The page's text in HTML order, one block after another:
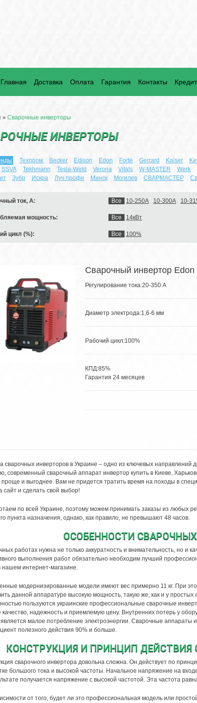
Главная Доставка Оплата Гарантия Контакты Кредит
» Сварочные инверторы
ИНВЕРТОРЫ
Техпром Becker Edison Edon Forte Gerrard Kaiser
SSVA Tekhmann Tesla-Weld Verona Vitals W-MASTER Werk
Зубр Искра Луч профи Минск Могилев СВАРМАСТЕР
ток, А: Все 10-250А 10-300А 10-
мощность: Все 14кВт
цикл (%): Все 100%
Сварочный инвертор Edon
Регулирование тока:20-350 А
Диаметр электрода:1,6-6 мм
Рабочий цикл:100%
КПД:85%
Гарантия 24 месяцев
сварочных инверторов в Украине – одно из ключевых направлений
современный сварочный аппарат инвертор купить в Киеве,
проще и выгоднее. Вам не придется тратить время на походы в
сайт и сделать свой выбор!
по всей Украине, поэтому можем принимать заказы из любых
пункта назначения, однако, как правило, не превышают 48 часов.
ОСОБЕННОСТИ
работах нужна не только аккуратность и внимательность, но и
выполнения работ обязательно необходим лучший
нашем интернет-магазине.
модернизированные модели имеют вес примерно 11 кг. При
данной аппаратуре высокую мощность, такую же, как и у
пользуются украинские профессиональные сварочные
качество, надежность и приемлемую цену. Внутренних потерь у
малое потребление электроэнергии. Сварочные
полезного действия 90% и больше.
КОНСТРУКЦИЯ И ПРИНЦИП ДЕЙСТВИЯ
сварочного инвертора довольна сложна. Он действует по
большого тока и высокой частоты. Начальное напряжение на
получается напряжение с высокой частотой. Эта частота
от того, будет ли это профессиональная модель или